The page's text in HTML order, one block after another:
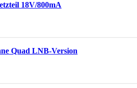
18V/800mA
Quad LNB-Version